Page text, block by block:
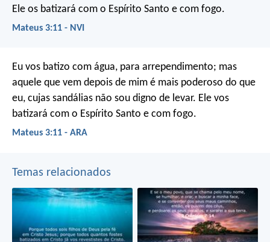
Ele os batizará com o Espírito Santo e com fogo.
Mateus 3:11 - NVI
Eu vos batizo com água, para arrependimento; mas
aquele que vem depois de mim é mais poderoso do que
eu, cujas sandálias não sou digno de levar. Ele vos
batizará com o Espírito Santo e com fogo.
Mateus 3:11 - ARA
Temas relacionados